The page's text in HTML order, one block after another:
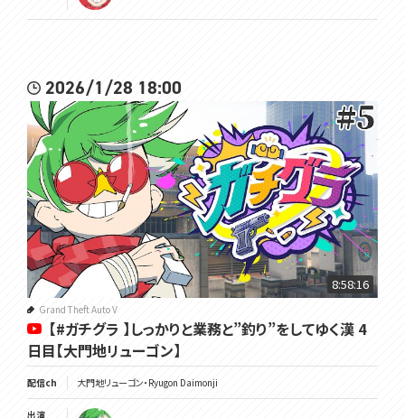
2026/1/28 18:00
8:58:16
Grand Theft Auto V
【#ガチグラ 】しっかりと業務と”釣り”をしてゆく漢 4
日目【大門地リューゴン】
配信ch 大門地リューゴン・Ryugon Daimonji
出演